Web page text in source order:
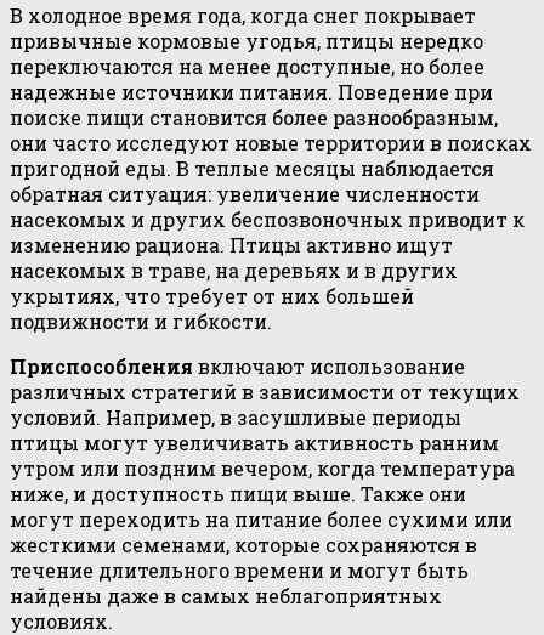
В холодное время года, когда снег покрывает
привычные кормовые угодья, птицы нередко
переключаются на менее доступные, но более
надежные источники питания. Поведение при
поиске пищи становится более разнообразным,
они часто исследуют новые территории в поисках
пригодной еды. В теплые месяцы наблюдается
обратная ситуация: увеличение численности
насекомых и других беспозвоночных приводит к
изменению рациона. Птицы активно ищут
насекомых в траве, на деревьях и в других
укрытиях, что требует от них большей
подвижности и гибкости.
Приспособления включают использование
различных стратегий в зависимости от текущих
условий. Например, в засушливые периоды
птицы могут увеличивать активность ранним
утром или поздним вечером, когда температура
ниже, и доступность пищи выше. Также они
могут переходить на питание более сухими или
жесткими семенами, которые сохраняются в
течение длительного времени и могут быть
найдены даже в самых неблагоприятных
условиях.